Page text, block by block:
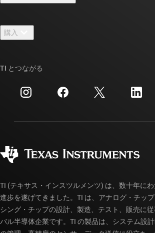
採用情報
ニュース
イベント
投資家向け情報
TI E2E™ 設計サポート・フォーラム
クロスリファレンス検索
カスタマー・サポート・センター
myTI アカウントの FAQ
購入
ご注文に関する FAQ
TI とつながる
TI (テキサス・インスツルメンツ) は、数十年に
進歩を遂げてきました。TI は、アナログ・チッ
シング・チップの設計、製造、テスト、販売に
バル半導体企業です。TI の製品は、システム設